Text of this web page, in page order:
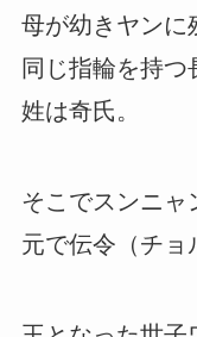
母が幼きヤンに
同じ指輪を持つ
姓は奇氏。
そこでスンニャ
元で伝令（チョ